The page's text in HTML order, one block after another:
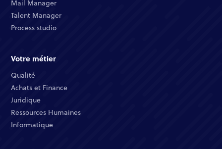
Mail Manager​
Talent Manager​
Process studio
Votre métier
Qualité​
Achats et Finance ​
Juridique​​
Ressources Humaines​
Informatique ​